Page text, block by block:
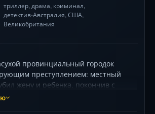
триллер, драма, криминал,
детектив•Австралия, США,
Великобритания
провинциальный городок
преступлением: местный
жену и ребенка, покончив с
детского друга появляется